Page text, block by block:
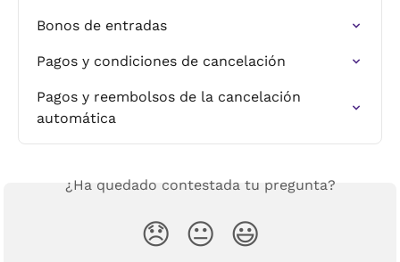
Bonos de entradas
Pagos y condiciones de cancelación
Pagos y reembolsos de la cancelación
automática
¿Ha quedado contestada tu pregunta?
😞 😐 😃